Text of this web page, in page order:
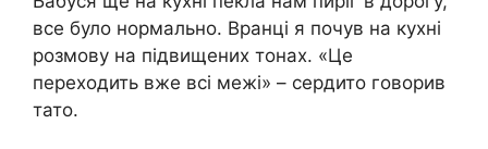
все було нормально. Вранці я почув на кухні
розмову на підвищених тонах. «Це
переходить вже всі межі» – сердито говорив
тато.